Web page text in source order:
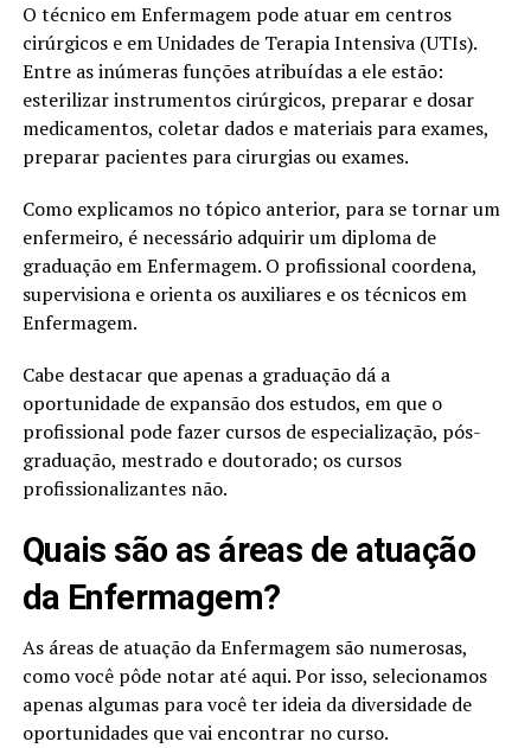
O técnico em Enfermagem pode atuar em centros
cirúrgicos e em Unidades de Terapia Intensiva (UTIs).
Entre as inúmeras funções atribuídas a ele estão:
esterilizar instrumentos cirúrgicos, preparar e dosar
medicamentos, coletar dados e materiais para exames,
preparar pacientes para cirurgias ou exames.
Como explicamos no tópico anterior, para se tornar um
enfermeiro, é necessário adquirir um diploma de
graduação em Enfermagem. O profissional coordena,
supervisiona e orienta os auxiliares e os técnicos em
Enfermagem.
Cabe destacar que apenas a graduação dá a
oportunidade de expansão dos estudos, em que o
profissional pode fazer cursos de especialização, pós-
graduação, mestrado e doutorado; os cursos
profissionalizantes não.
Quais são as áreas de atuação
da Enfermagem?
As áreas de atuação da Enfermagem são numerosas,
como você pôde notar até aqui. Por isso, selecionamos
apenas algumas para você ter ideia da diversidade de
oportunidades que vai encontrar no curso.